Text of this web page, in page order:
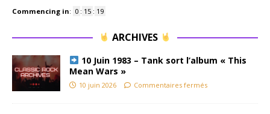
Commencing in: 0 : 15 : 18
ARCHIVES
10 Juin 1983 – Tank sort l’album « This
Mean Wars »
10 juin 2026 Commentaires fermés